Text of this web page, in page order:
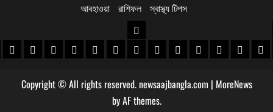
আবহাওয়া
রাশিফল স্বাস্থ্য টিপস
খবর
খবর
পুরুলিয়া খবর
বাঁকুড়া খবরপশ্চিম বর্ধমান খবর
পূর্ব বর্ধমান খবর
বীরভূম খবরমুর্শিদাবাদ খবর
উত্তরবঙ্গ
কোচবিহার নিউজ
আলিপুরদুয়ার খবর
জলপাইগুড়ি খবর
শিলিগুড়ি খবর
উত্তরদক্ষিণ
Copyright © All rights reserved. newsaajbangla.com | MoreNews
by AF themes.